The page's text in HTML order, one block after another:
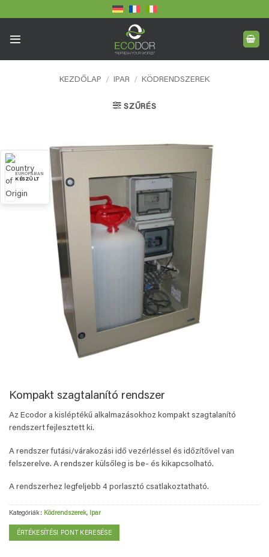
to
KEZDŐLAP / IPAR / KÖDRENDSZEREK
SZŰRÉS
EURÓPÁBAN
KÉSZÜLT
Kompakt szagtalanító rendszer
Az Ecodor a kisléptékű alkalmazásokhoz kompakt szagtalanító
rendszert fejlesztett ki.
A rendszer futási/várakozási idő vezérléssel és időzítővel van
felszerelve. A rendszer külsőleg is be- és kikapcsolható.
A rendszerhez legfeljebb 4 porlasztó csatlakoztatható.
Kategóriák: Ködrendszerek, Ipar
ÉRTÉKESÍTÉSI PONT KERESÉSE